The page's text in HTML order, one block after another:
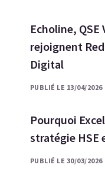
Echoline,
rejoignent
Digital
PUBLIÉ LE 13/04/2026
Pourquoi
stratégie HSE
PUBLIÉ LE 30/03/2026